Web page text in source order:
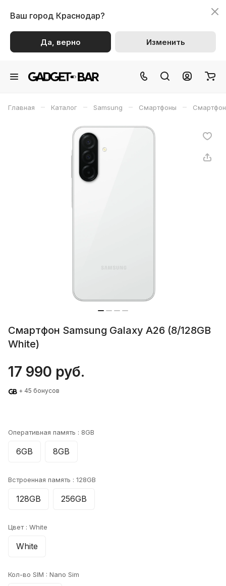
Ваш город Краснодар?
Да, верно Изменить
Главная – Каталог – Samsung – Смартфоны –
Смартфон Samsung Galaxy A26 (8/128GB
White)
17 990 руб.
+ 45 бонусов
Оперативная память : 8GB
6GB 8GB
Встроенная память : 128GB
128GB 256GB
Цвет : White
White
Кол-во SIM : Nano Sim